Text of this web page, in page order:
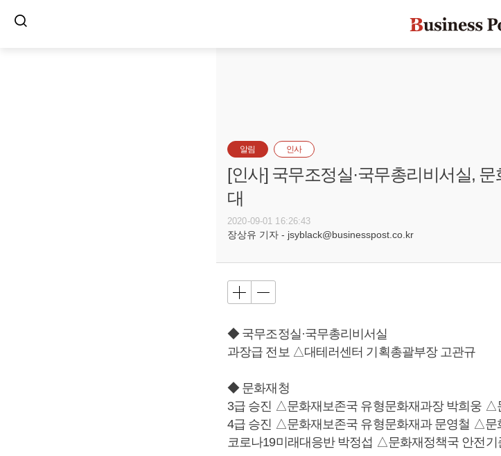
알림 인사
[인사] 국무조정실·국무총리비서실,
대
2020-09-01 16:26:43
장상유 기자 - jsyblack@businesspost.co.kr
◆ 국무조정실·국무총리비서실
과장급 전보 △대테러센터 기획총괄부장 고관규
◆ 문화재청
3급 승진 △문화재보존국 유형문화재과장 박희웅 △
4급 승진 △문화재보존국 유형문화재과 문영철 △
코로나19미래대응반 박정섭 △문화재정책국 안전기